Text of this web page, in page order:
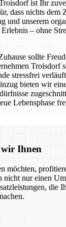
ist Ihr
dass nichts dem
und unserem
– ohne
sollte
Troisdorf
stressfrei
bieten wir
Lebensphase
wir Ihnen
möchten,
nur einen
die